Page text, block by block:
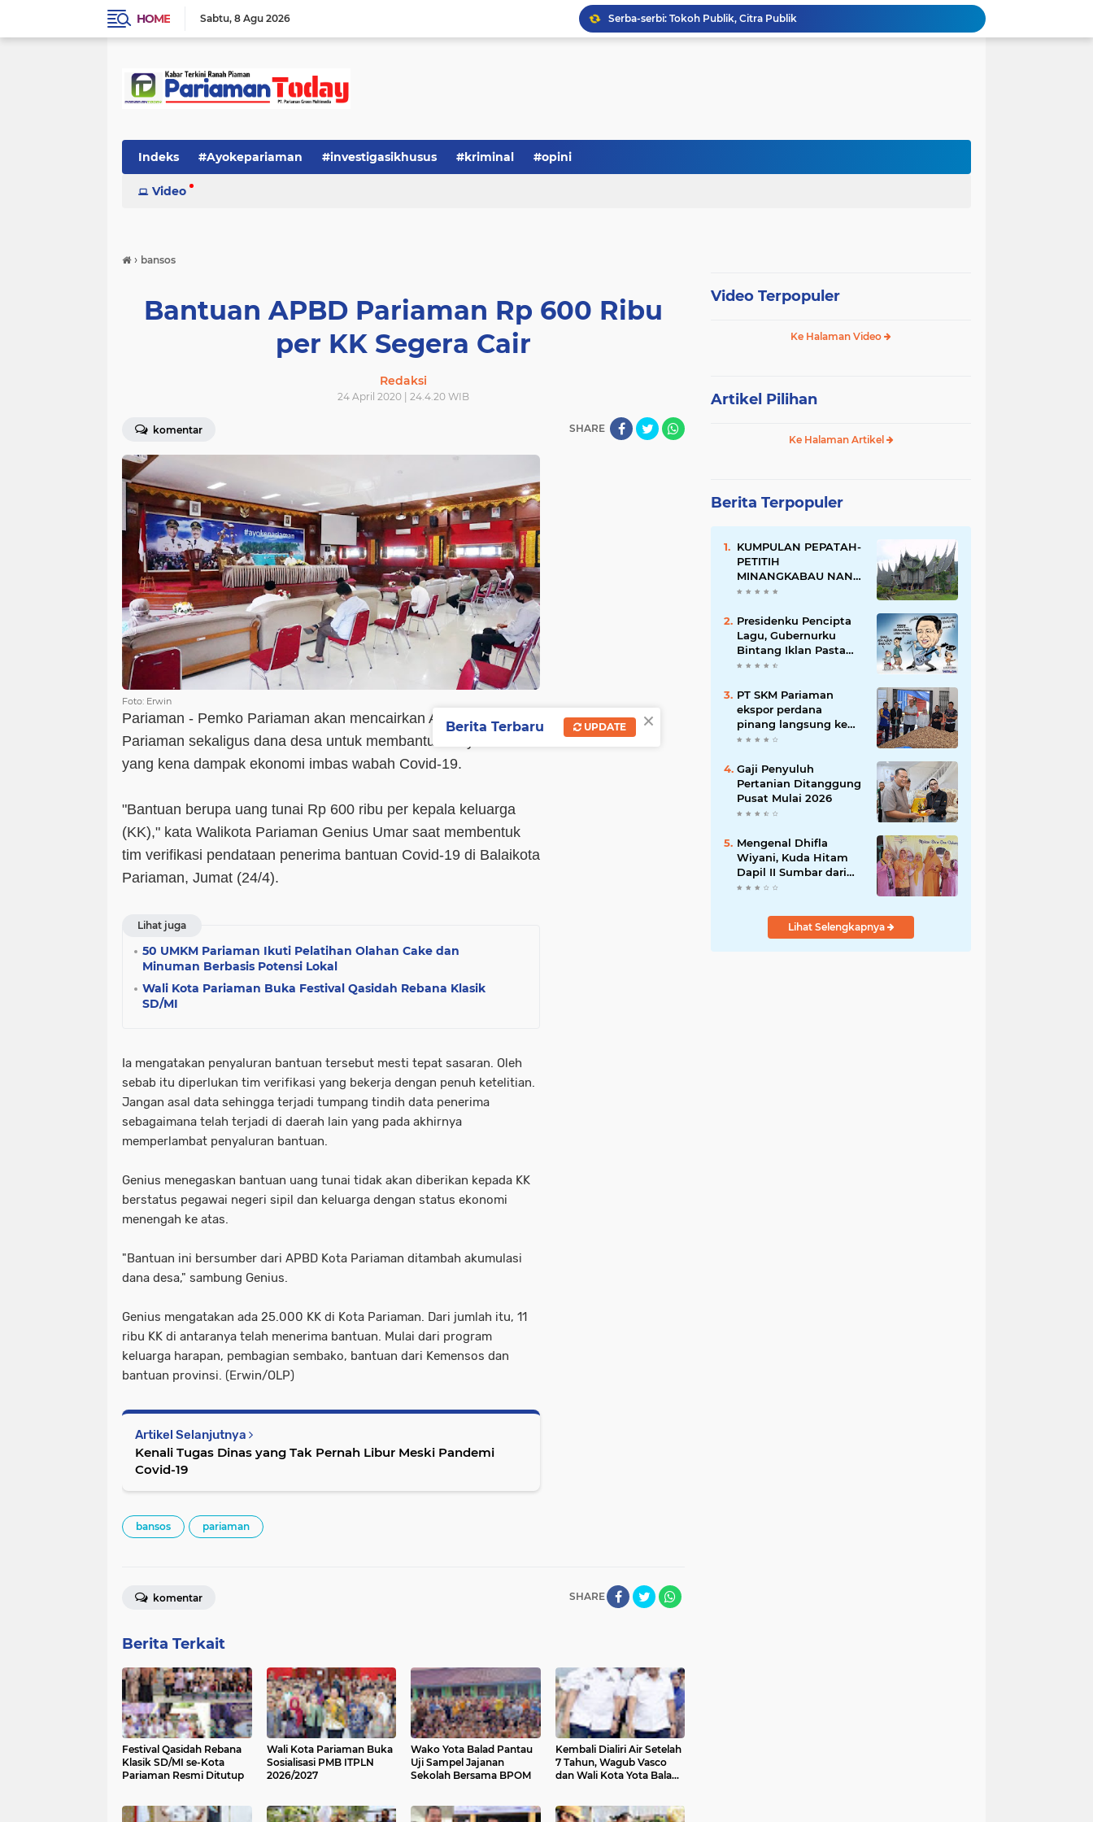
HOME Sabtu 8 Agu 2026
Serba-serbi: Tokoh Publik, Citra Publik
Wali Kota Pariaman Lepas Kontingen Pramuka ke Jambore Nasional XII di Cibubur
SEPEDA TANTE, Inovasi Digital Pemko Pariaman Percepat Pendaftaran Tanda Tangan Elektronik
Indeks #Ayokepariaman #investigasikhusus #kriminal #opini
Video
› bansos
Bantuan APBD Pariaman Rp 600 Ribu
per KK Segera Cair
Redaksi
24 April 2020 | 24.4.20 WIB
komentar SHARE
Foto: Erwin
Pariaman - Pemko Pariaman akan mencairkan APBD Kota
Pariaman sekaligus dana desa untuk membantu masyarakat
yang kena dampak ekonomi imbas wabah Covid-19.
"Bantuan berupa uang tunai Rp 600 ribu per kepala keluarga
(KK)," kata Walikota Pariaman Genius Umar saat membentuk
tim verifikasi pendataan penerima bantuan Covid-19 di Balaikota
Pariaman, Jumat (24/4).
Lihat juga
50 UMKM Pariaman Ikuti Pelatihan Olahan Cake dan
Minuman Berbasis Potensi Lokal
Wali Kota Pariaman Buka Festival Qasidah Rebana Klasik
SD/MI
Ia mengatakan penyaluran bantuan tersebut mesti tepat sasaran. Oleh
sebab itu diperlukan tim verifikasi yang bekerja dengan penuh ketelitian.
Jangan asal data sehingga terjadi tumpang tindih data penerima
sebagaimana telah terjadi di daerah lain yang pada akhirnya
memperlambat penyaluran bantuan.
Genius menegaskan bantuan uang tunai tidak akan diberikan kepada KK
berstatus pegawai negeri sipil dan keluarga dengan status ekonomi
menengah ke atas.
"Bantuan ini bersumber dari APBD Kota Pariaman ditambah akumulasi
dana desa," sambung Genius.
Genius mengatakan ada 25.000 KK di Kota Pariaman. Dari jumlah itu, 11
ribu KK di antaranya telah menerima bantuan. Mulai dari program
keluarga harapan, pembagian sembako, bantuan dari Kemensos dan
bantuan provinsi. (Erwin/OLP)
Artikel Selanjutnya
Kenali Tugas Dinas yang Tak Pernah Libur Meski Pandemi
Covid-19
bansos pariaman
SHARE
komentar
Berita Terkait
Festival Qasidah Rebana
Klasik SD/MI se-Kota
Pariaman Resmi Ditutup
Wali Kota Pariaman Buka
Sosialisasi PMB ITPLN
2026/2027
Wako Yota Balad Pantau
Uji Sampel Jajanan
Sekolah Bersama BPOM
Kembali Dialiri Air Setelah
7 Tahun, Wagub Vasco
dan Wali Kota Yota Balad
Video Terpopuler
Ke Halaman Video
Artikel Pilihan
Ke Halaman Artikel
Berita Terpopuler
KUMPULAN PEPATAH-
PETITIH
MINANGKABAU NAN
ELOK
Presidenku Pencipta
Lagu, Gubernurku
Bintang Iklan Pasta
Gigi
PT SKM Pariaman
ekspor perdana
pinang langsung ke
India
Gaji Penyuluh
Pertanian Ditanggung
Pusat Mulai 2026
Mengenal Dhifla
Wiyani, Kuda Hitam
Dapil II Sumbar dari
Golkar
Lihat Selengkapnya
×
Berita Terbaru UPDATE